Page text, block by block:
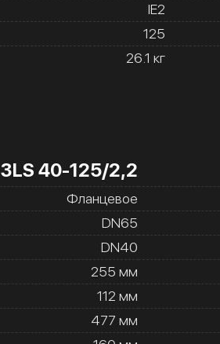
IE2
125
26.1 кг
3LS 40-125/2,2
Фланцевое
DN65
DN40
255 мм
112 мм
477 мм